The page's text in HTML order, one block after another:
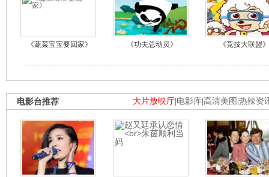
《蔬菜宝宝要回家》 《功夫总动员》 《竞技大联盟》
大片放映厅 电影库 高清美图 热辣资
电影台推荐